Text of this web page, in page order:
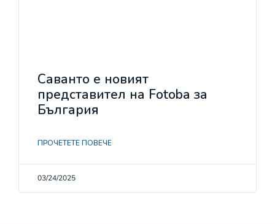
Саванто е новият
представител на Fotoba за
България
ПРОЧЕТЕТЕ ПОВЕЧЕ
03/24/2025